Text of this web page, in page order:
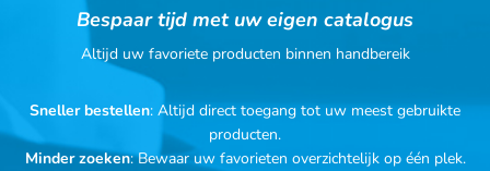
Bespaar tijd met uw eigen catalogus
Altijd uw favoriete producten binnen handbereik
Sneller bestellen: Altijd direct toegang tot uw meest gebruikte
producten.
Minder zoeken: Bewaar uw favorieten overzichtelijk op één plek.